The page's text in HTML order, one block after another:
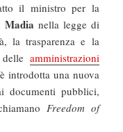
il ministro per la
Madia nella legge di
la trasparenza e la
amministrazioni
introdotta una nuova
documenti pubblici,
Freedom of